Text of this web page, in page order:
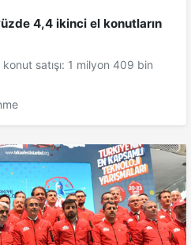
4,4 ikinci el konutların
satışı: 1 milyon 409 bin